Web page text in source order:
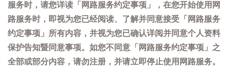
服务时，请您详读「网路服务约定事项」，在您开始使用网
路服务时，即视为您已经阅读、了解并同意接受「网路服务
约定事项」所有内容，并视为您已确认详阅并同意个人资料
保护告知暨同意事项。如您不同意「网路服务约定事项」之
全部或部分内容，请勿注册，并请立即停止使用网路服务。